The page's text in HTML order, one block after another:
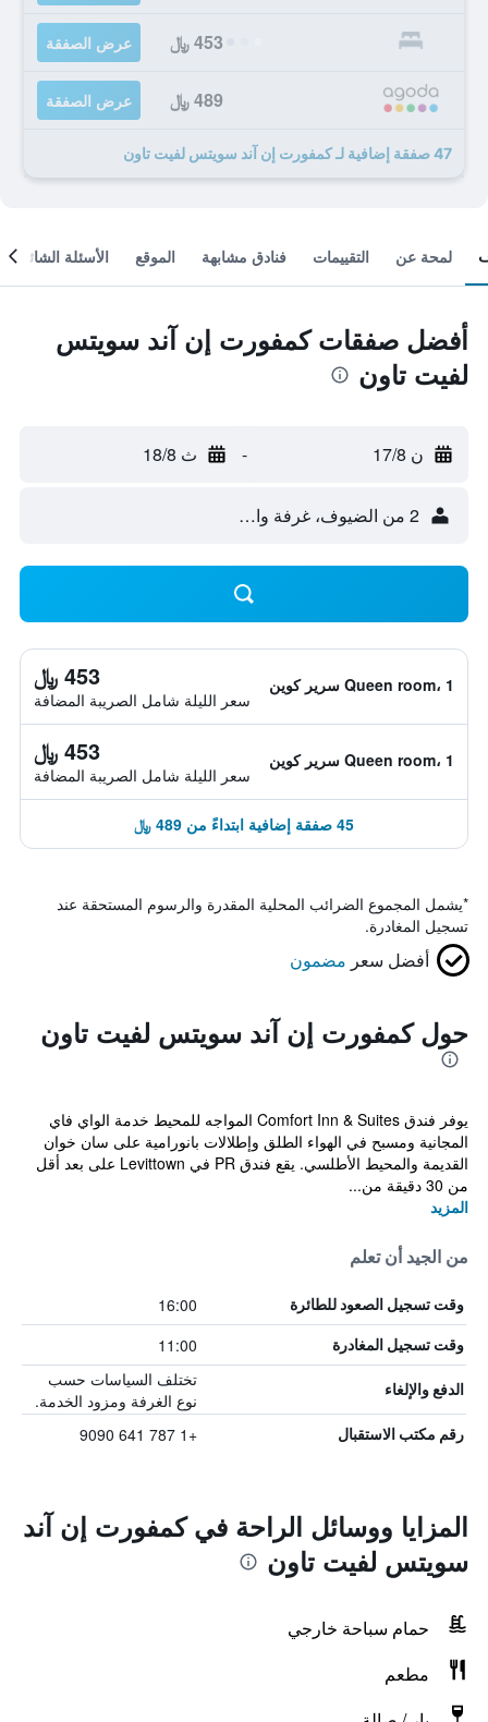
453 ﷼ عرض الصفقة
489 ﷼ عرض الصفقة
47 صفقة إضافية لـ كمفورت إن آند سويتس لفيت تاون
لمحة عن التقييمات فنادق مشابهة الموقع الأسئلة الشائعة
أفضل صفقات كمفورت إن آند سويتس
لفيت تاون
ن 17/8 - ث 18/8
2 من الضيوف، غرفة واحدة
Queen room، 1 سرير كوين 453 ﷼
سعر الليلة شامل الصريبة المضافة
Queen room، 1 سرير كوين 453 ﷼
سعر الليلة شامل الصريبة المضافة
45 صفقة إضافية ابتداءً من 489 ﷼
*يشمل المجموع الضرائب المحلية المقدرة والرسوم المستحقة عند
تسجيل المغادرة.
أفضل سعر مضمون
حول كمفورت إن آند سويتس لفيت تاون
يوفر فندق Comfort Inn & Suites المواجه للمحيط خدمة الواي فاي
المجانية ومسبح في الهواء الطلق وإطلالات بانورامية على سان خوان
القديمة والمحيط الأطلسي. يقع فندق PR في Levittown على بعد أقل
من 30 دقيقة من...
المزيد
من الجيد أن تعلم
وقت تسجيل الصعود للطائرة 16:00
وقت تسجيل المغادرة 11:00
الدفع والإلغاء
تختلف السياسات حسب
نوع الغرفة ومزود الخدمة.
رقم مكتب الاستقبال +1 787 641 9090
المزايا ووسائل الراحة في كمفورت إن آند
سويتس لفيت تاون
حمام سباحة خارجي
مطعم